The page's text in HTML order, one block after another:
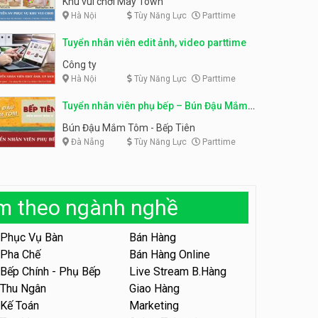
bàn parttime
Tuyển nhân viên tư vấn bán
Shop mỹ phẩm
Tuyển nhân viên bán hàng,
KIBO KIDS
Tuyển nhân viên edit ảnh,
Tuyển nhân viên tiếp thực,
phục vụ bàn
Nhà hàng Phủi Quán
Tuyển nhân viên phục vụ ca
tối – quán kem dừa
Quán kem dừa
Hà Nội Tùy Năng Lực Parttime
Tuyển nhân viên edit ảnh, video parttime
Công ty
Hà Nội Tùy Năng Lực Parttime
Tuyển nhân viên phụ bếp – Bún Đậu Mắm
Tôm – Bếp Tiên
Bún Đậu Mắm Tôm - Bếp Tiên
Đà Nẵng Tùy Năng Lực Parttime
theo ngành nghề
Phục Vụ Bàn
Bán Hàng
Pha Chế
Bán Hàng Online
Bếp Chính - Phụ Bếp
Live Stream B.Hàng
Thu Ngân
Giao Hàng
Kế Toán
Marketing